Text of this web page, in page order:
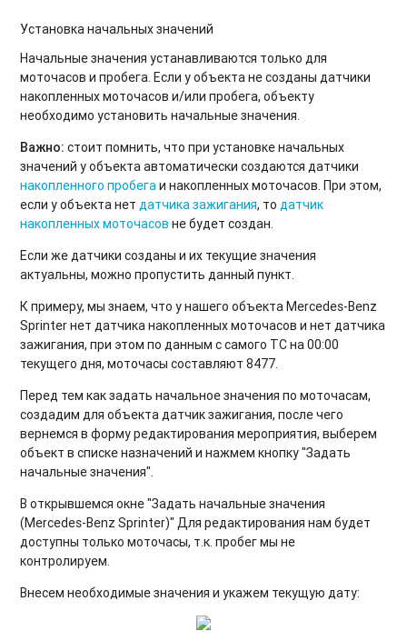
Установка начальных значений
Начальные значения устанавливаются только для
моточасов и пробега. Если у объекта не созданы датчики
накопленных моточасов и/или пробега, объекту
необходимо установить начальные значения.
Важно: стоит помнить, что при установке начальных
значений у объекта автоматически создаются датчики
накопленного пробегаи накопленных моточасов. При этом,
если у объекта нетдатчика зажигания, тодатчик
накопленных моточасов не будет создан.
Если же датчики созданы и их текущие значения
актуальны, можно пропустить данный пункт.
К примеру, мы знаем, что у нашего объекта Mercedes-Benz
Sprinter нет датчика накопленных моточасов и нет датчика
зажигания, при этом по данным с самого ТС на 00:00
текущего дня, моточасы составляют 8477.
Перед тем как задать начальное значения по моточасам,
создадим для объекта датчик зажигания, после чего
вернемся в форму редактирования мероприятия, выберем
объект в списке назначений и нажмем кнопку "Задать
начальные значения".
В открывшемся окне "Задать начальные значения
(Mercedes-Benz Sprinter)" Для редактирования нам будет
доступны только моточасы, т.к. пробег мы не
контролируем.
Внесем необходимые значения и укажем текущую дату: